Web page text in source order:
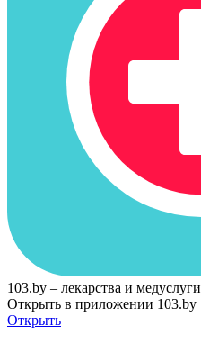
103.by – лекарства и медуслуги
Открыть в приложении 103.by
Открыть